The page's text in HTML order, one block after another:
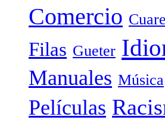
Comercio
Filas Gueter
Manuales Música
Películas